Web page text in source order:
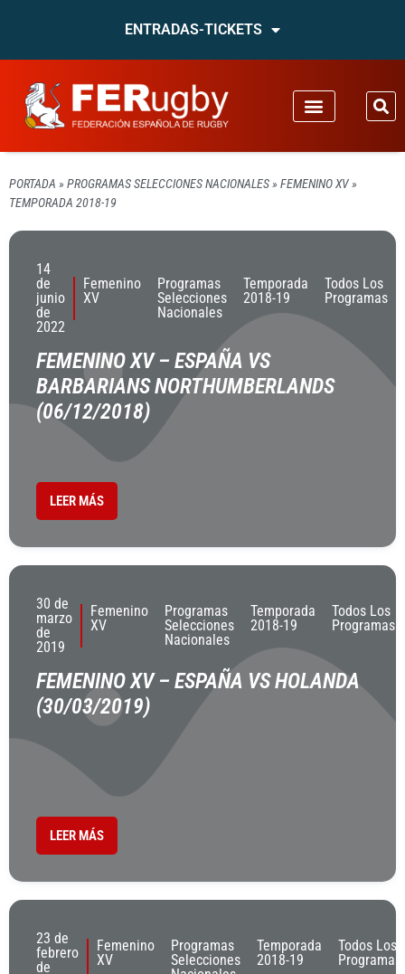
ENTRADAS-TICKETS
PORTADA » PROGRAMAS SELECCIONES NACIONALES» FEMENINO XV»
TEMPORADA 2018-19
14
de
junio
de
2022
Femenino
XV
Programas
Selecciones
Nacionales
Temporada
2018-19
Todos Los
Programas
FEMENINO XV – ESPAÑA VS
BARBARIANS NORTHUMBERLANDS
(06/12/2018)
LEER MÁS
30 de
marzo
de
2019
Femenino
XV
Programas
Selecciones
Nacionales
Temporada
2018-19
Todos Los
Programas
FEMENINO XV – ESPAÑA VS HOLANDA
(30/03/2019)
LEER MÁS
23 de
febrero
de
Femenino
XV
Programas
Selecciones
Temporada
2018-19
Todos Los
Programas